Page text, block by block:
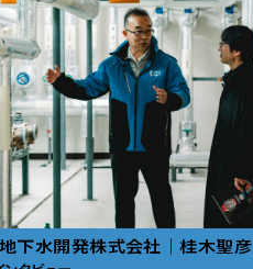
下水開発株式会社｜桂木聖彦